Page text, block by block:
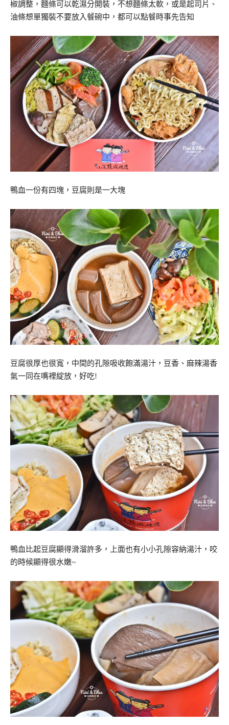
椒調整，麵條可以乾濕分開裝，不想麵條太軟，或是起司片、
油條想單獨裝不要放入餐碗中，都可以點餐時事先告知
鴨血一份有四塊，豆腐則是一大塊
豆腐很厚也很寬，中間的孔隙吸收飽滿湯汁，豆香、麻辣湯香
氣一同在嘴裡綻放，好吃!
鴨血比起豆腐顯得滑溜許多，上面也有小小孔隙容納湯汁，咬
的時候顯得很水嫩~